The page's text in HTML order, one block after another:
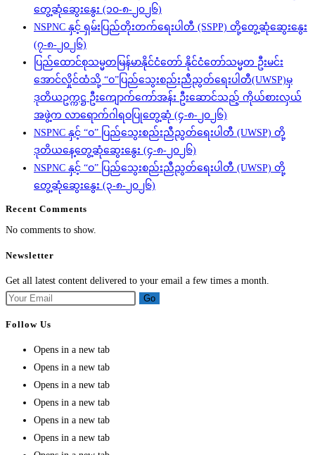
တွေ့ဆုံဆွေးနွေး (၁၀-၈-၂၀၂၆)
NSPNC နှင့် ရှမ်းပြည်တိုးတက်ရေးပါတီ (SSPP) တို့တွေ့ဆုံဆွေးနွေး
(၇-၈-၂၀၂၆)
ပြည်ထောင်စုသမ္မတမြန်မာနိုင်ငံတော် နိုင်ငံတော်သမ္မတ ဦးမင်း
အောင်လှိုင်ထံသို့ “ဝ”ပြည်သွေးစည်းညီညွတ်ရေးပါတီ(UWSP)မှ
ဒုတိယဥက္ကဋ္ဌ ဦးကျောက်ကော်အန်း ဦးဆောင်သည့် ကိုယ်စားလှယ်
အဖွဲ့က လာရောက်ဂါရဝပြုတွေ့ဆုံ (၄-၈-၂၀၂၆)
NSPNC နှင့် “ဝ” ပြည်သွေးစည်းညီညွတ်ရေးပါတီ (UWSP) တို့
ဒုတိယနေ့တွေ့ဆုံဆွေးနွေး (၄-၈-၂၀၂၆)
NSPNC နှင့် “ဝ” ပြည်သွေးစည်းညီညွတ်ရေးပါတီ (UWSP) တို့
တွေ့ဆုံဆွေးနွေး (၃-၈-၂၀၂၆)
Recent Comments
No comments to show.
Newsletter
Get all latest content delivered to your email a few times a month.
Go
Follow Us
Opens in a new tab
Opens in a new tab
Opens in a new tab
Opens in a new tab
Opens in a new tab
Opens in a new tab